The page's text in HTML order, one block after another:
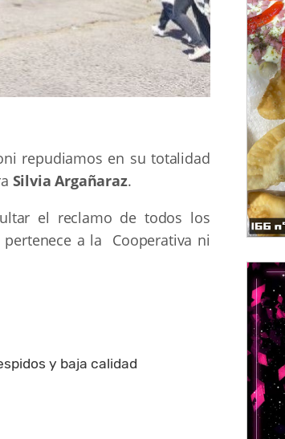
repudiamos en su totalidad
Silvia Argañaraz.
el reclamo de todos los
a la Cooperativa ni
y baja calidad